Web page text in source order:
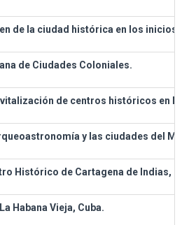
de la ciudad histórica en los inicios
de Ciudades Coloniales.
de centros históricos en
y las ciudades del
Histórico de Cartagena de Indias,
Habana Vieja, Cuba.